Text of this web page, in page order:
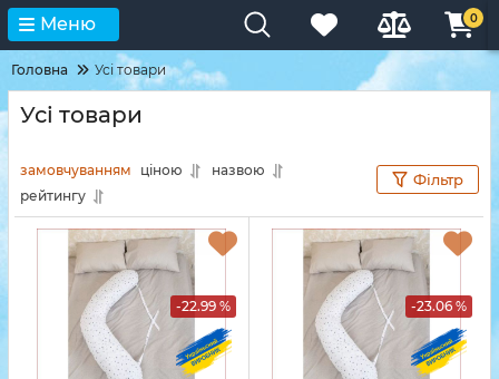
Меню 0
Головна Усі товари
Усі товари
замовчуванням ціною
назвою
рейтингу
Фільтр
-22.99 % -23.06 %